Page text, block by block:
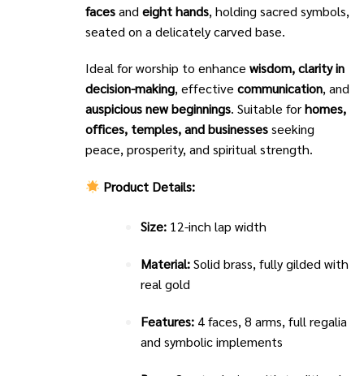
facesand eight hands, holding sacred symbols,
seated on a delicately carved base.
Ideal for worship to enhance wisdom, clarity in
decision-making, effective communication, and
auspicious new beginnings. Suitable forhomes,
offices, temples, and businessesseeking
peace, prosperity, and spiritual strength.
Product Details:
Size: 12-inch lap width
Material:Solid brass, fully gilded with
real gold
Features: 4 faces, 8 arms, full regalia
and symbolic implements